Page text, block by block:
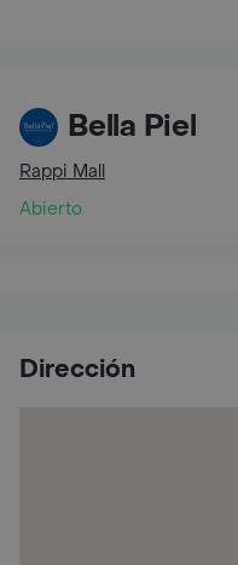
Bella Piel
Rappi Mall
Abierto
Dirección